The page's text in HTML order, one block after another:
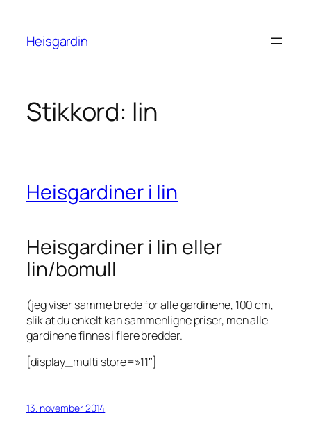
innhold
Heisgardin
Stikkord: lin
Heisgardiner i lin
Heisgardiner i lin eller
lin/bomull
(jeg viser samme brede for alle gardinene, 100 cm,
slik at du enkelt kan sammenligne priser, men alle
gardinene finnes i flere bredder.
[display_multi store=»11″]
13. november 2014